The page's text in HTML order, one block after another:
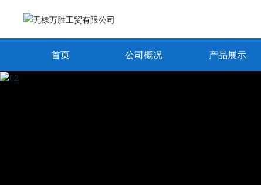
首页 公司概况 产品展示